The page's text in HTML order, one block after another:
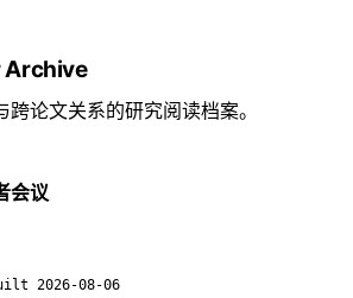
Archive
论文关系的研究阅读档案。
会议
2026-08-06